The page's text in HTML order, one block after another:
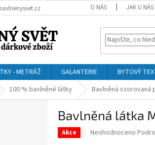
O NÁS JAK U
- METRÁŽ GALANTERIE BYTOVÝ
100 % bavlněné látky Bavlněná vzorovaná
Bavlněná látka
Akce
Průměrné
Neohodnoceno